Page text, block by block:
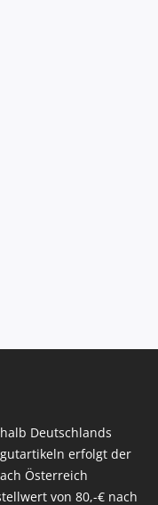
Deutschlands
erfolgt der
Österreich
von 80,-€ nach